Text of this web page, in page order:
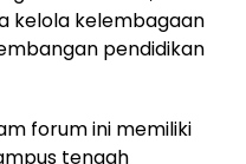
kelola kelembagaan
pendidikan
forum ini memiliki
tengah